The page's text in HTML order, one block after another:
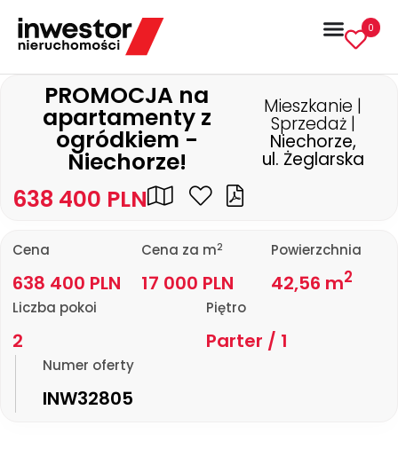
0
PROMOCJA na
apartamenty z
ogródkiem -
Niechorze!
Mieszkanie |
Sprzedaż |
Niechorze,
ul. Żeglarska
638 400 PLN
Cena
638 400 PLN
Cena za m2
17 000 PLN
Powierzchnia
42,56 m2
Liczba pokoi
2
Piętro
Parter / 1
Numer oferty
INW32805